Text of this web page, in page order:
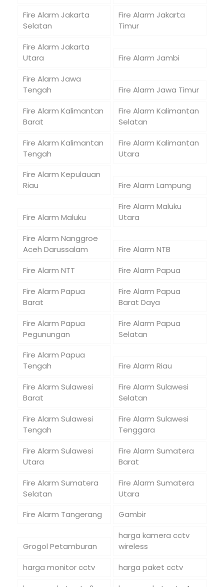
Fire Alarm Jakarta
Selatan
Fire Alarm Jakarta
Timur
Fire Alarm Jakarta
Utara
Fire Alarm Jambi
Fire Alarm Jawa
Tengah
Fire Alarm Jawa Timur
Fire Alarm Kalimantan
Barat
Fire Alarm Kalimantan
Selatan
Fire Alarm Kalimantan
Tengah
Fire Alarm Kalimantan
Utara
Fire Alarm Kepulauan
Riau
Fire Alarm Lampung
Fire Alarm Maluku
Fire Alarm Maluku
Utara
Fire Alarm Nanggroe
Aceh Darussalam
Fire Alarm NTB
Fire Alarm NTT
Fire Alarm Papua
Fire Alarm Papua
Barat
Fire Alarm Papua
Barat Daya
Fire Alarm Papua
Pegunungan
Fire Alarm Papua
Selatan
Fire Alarm Papua
Tengah
Fire Alarm Riau
Fire Alarm Sulawesi
Barat
Fire Alarm Sulawesi
Selatan
Fire Alarm Sulawesi
Tengah
Fire Alarm Sulawesi
Tenggara
Fire Alarm Sulawesi
Utara
Fire Alarm Sumatera
Barat
Fire Alarm Sumatera
Selatan
Fire Alarm Sumatera
Utara
Fire Alarm Tangerang
Gambir
Grogol Petamburan
harga kamera cctv
wireless
harga monitor cctv
harga paket cctv